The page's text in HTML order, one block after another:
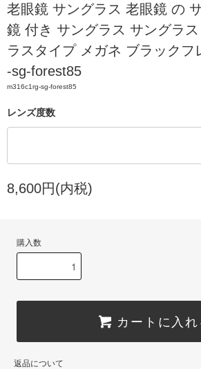
老眼鏡 サングラス 老眼鏡 の
鏡 付き サングラス サングラ
ラスタイプ メガネ ブラックフ
-sg-forest85
m316c1rg-sg-forest85
レンズ度数
8,600円(内税)
購入数
カートに入れ
返品について